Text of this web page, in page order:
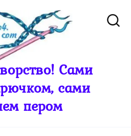
Сами
сами
пером